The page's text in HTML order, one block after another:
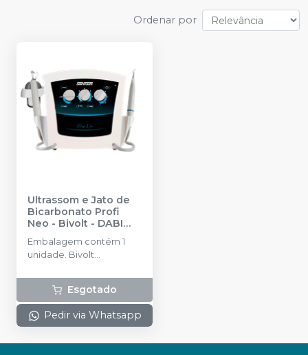
Ordenar por
Ultrassom e Jato de
Bicarbonato Profi
Neo - Bivolt - DABI
ATLANTE
Embalagem contém 1
unidade. Bivolt
Acompanha 3 ponteiras
(2 subgengivais e 1
supragengival).
Esgotado
Pedir via Whatsapp